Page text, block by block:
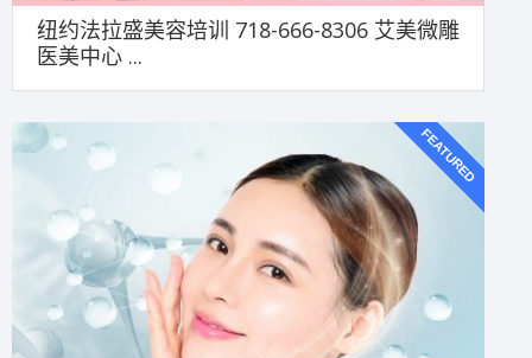
纽约法拉盛美容培训 718-666-8306 艾美微雕
医美中心 ...
FEATURED